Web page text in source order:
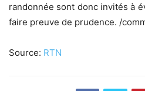
randonnée sont donc invités à
faire preuve de prudence. /
Source: RTN